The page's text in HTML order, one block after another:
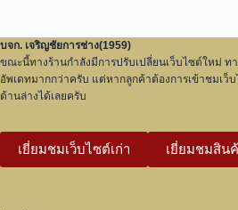
บจก. เจริญชัยการช่าง(1959)
ขณะนี้ทางร้านกำลังมีการปรับเปลี่ยนเว็บไซต์ใหม่ ท
อัพเดทมากกว่าครับ แต่หากลูกค้าต้องการเข้าชมเว็
ด้านล่างได้เลยครับ
เยี่ยมชมเว็บไซต์เก่า เยี่ยมชมสิน